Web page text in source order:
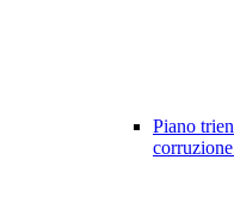
Piano